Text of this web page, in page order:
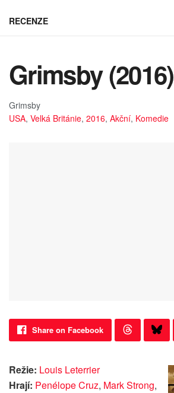
RECENZE
Grimsby (2016)
Grimsby
USA, Velká Británie, 2016, Akční, Komedie
Share on Facebook
Režie: Louis Leterrier
Hrají: Penélope Cruz, Mark Strong,